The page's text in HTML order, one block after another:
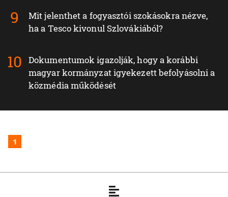
Mit jelenthet a fogyasztói szokásokra nézve,
ha a Tesco kivonul Szlovákiából?
Dokumentumok igazolják, hogy a korábbi
magyar kormányzat igyekezett befolyásolni a
közmédia működését
1